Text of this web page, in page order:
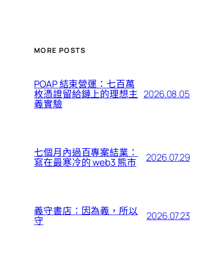
MORE POSTS
POAP 結束營運：七百萬
枚憑證留給鏈上的理想主
義實驗
2026.08.05
七個月內過百專案結業：
寫在最寒冷的 web3 熊市 2026.07.29
義守書店：因為義，所以
守 2026.07.23